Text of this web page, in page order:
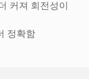
커져 회전성이
정확함